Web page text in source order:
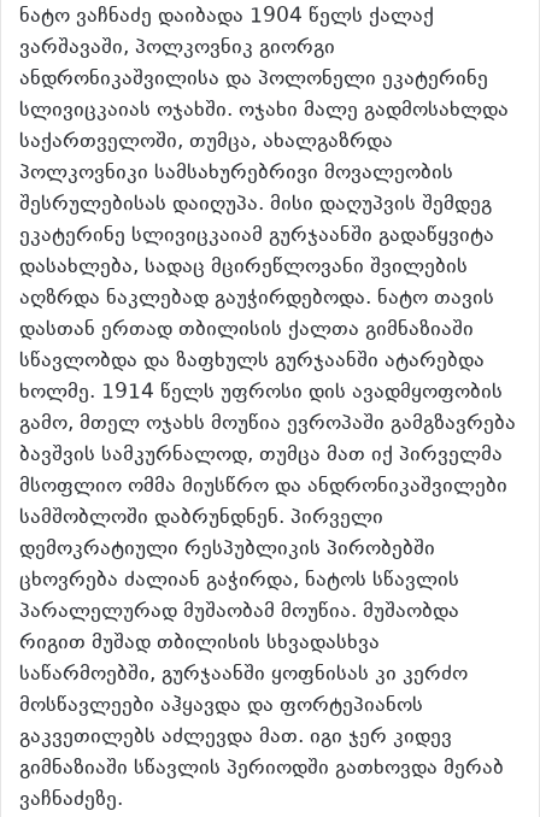
ნატო ვაჩნაძე დაიბადა 1904 წელს ქალაქ
ვარშავაში, პოლკოვნიკ გიორგი
ანდრონიკაშვილისა და პოლონელი ეკატერინე
სლივიცკაიას ოჯახში. ოჯახი მალე გადმოსახლდა
საქართველოში, თუმცა, ახალგაზრდა
პოლკოვნიკი სამსახურებრივი მოვალეობის
შესრულებისას დაიღუპა. მისი დაღუპვის შემდეგ
ეკატერინე სლივიცკაიამ გურჯაანში გადაწყვიტა
დასახლება, სადაც მცირეწლოვანი შვილების
აღზრდა ნაკლებად გაუჭირდებოდა. ნატო თავის
დასთან ერთად თბილისის ქალთა გიმნაზიაში
სწავლობდა და ზაფხულს გურჯაანში ატარებდა
ხოლმე. 1914 წელს უფროსი დის ავადმყოფობის
გამო, მთელ ოჯახს მოუწია ევროპაში გამგზავრება
ბავშვის სამკურნალოდ, თუმცა მათ იქ პირველმა
მსოფლიო ომმა მიუსწრო და ანდრონიკაშვილები
სამშობლოში დაბრუნდნენ. პირველი
დემოკრატიული რესპუბლიკის პირობებში
ცხოვრება ძალიან გაჭირდა, ნატოს სწავლის
პარალელურად მუშაობამ მოუწია. მუშაობდა
რიგით მუშად თბილისის სხვადასხვა
საწარმოებში, გურჯაანში ყოფნისას კი კერძო
მოსწავლეები აჰყავდა და ფორტეპიანოს
გაკვეთილებს აძლევდა მათ. იგი ჯერ კიდევ
გიმნაზიაში სწავლის პერიოდში გათხოვდა მერაბ
ვაჩნაძეზე.